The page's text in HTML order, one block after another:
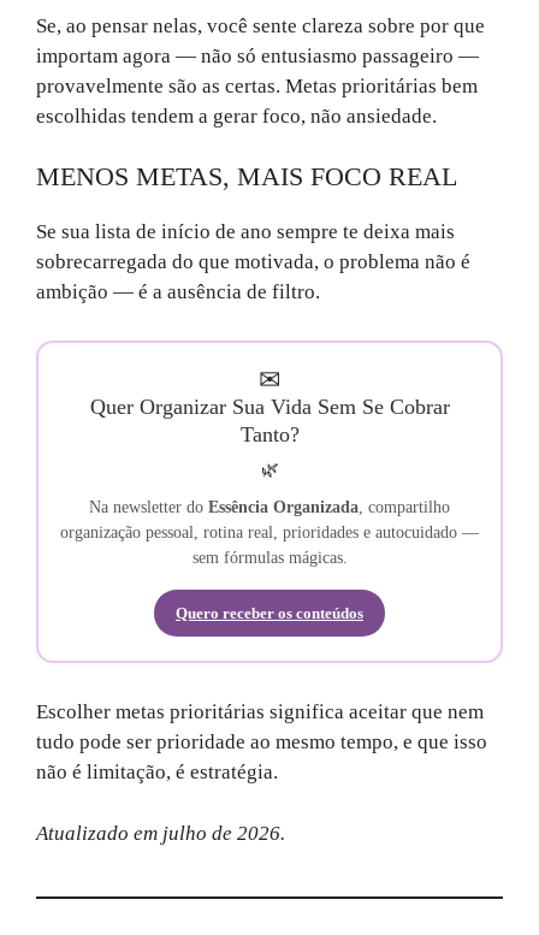
Se, ao pensar nelas, você sente clareza sobre por que
importam agora — não só entusiasmo passageiro —
provavelmente são as certas. Metas prioritárias bem
escolhidas tendem a gerar foco, não ansiedade.
MENOS METAS, MAIS FOCO REAL
Se sua lista de início de ano sempre te deixa mais
sobrecarregada do que motivada, o problema não é
ambição — é a ausência de filtro.
✉
Quer Organizar Sua Vida Sem Se Cobrar
Tanto?
🌿
Na newsletter do Essência Organizada, compartilho
organização pessoal, rotina real, prioridades e autocuidado —
sem fórmulas mágicas.
Quero receber os conteúdos
Escolher metas prioritárias significa aceitar que nem
tudo pode ser prioridade ao mesmo tempo, e que isso
não é limitação, é estratégia.
Atualizado em julho de 2026.